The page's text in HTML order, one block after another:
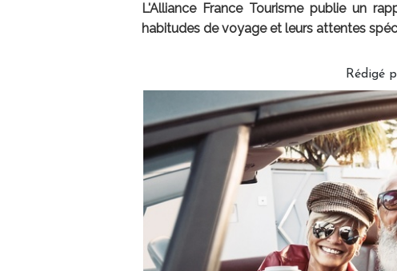
L'Alliance France Tourisme publie un
habitudes de voyage et leurs attentes
Rédigé